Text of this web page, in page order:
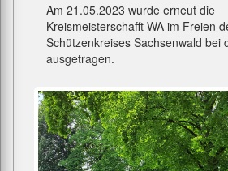
Am 21.05.2023 wurde erneut die
Kreismeisterschafft WA im Freien
Schützenkreises Sachsenwald bei
ausgetragen.